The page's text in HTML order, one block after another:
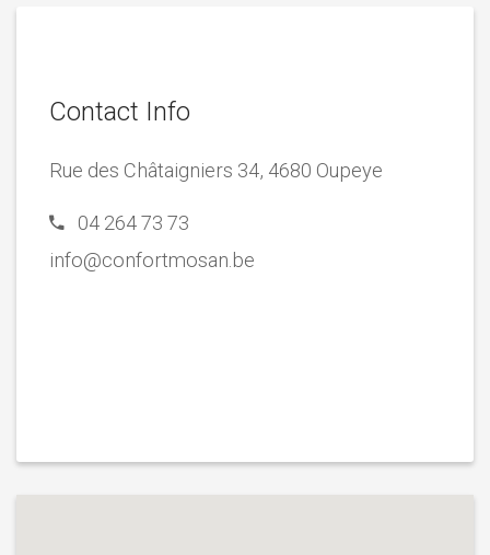
Contact Info
Rue des Châtaigniers 34, 4680 Oupeye
04 264 73 73
info@confortmosan.be